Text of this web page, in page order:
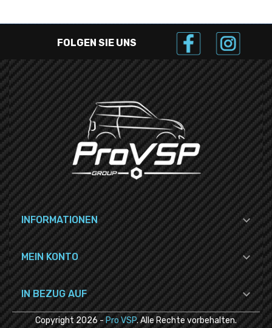
FOLGEN SIE UNS
INFORMATIONEN 
MEIN KONTO 
IN BEZUG AUF 
Copyright2026-Pro VSP. Alle Rechte vorbehalten.